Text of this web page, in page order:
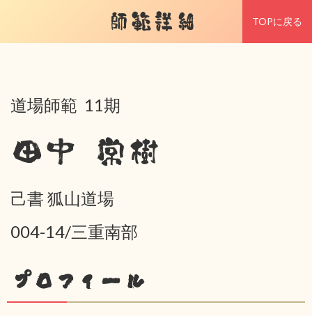
師範詳細 TOPに戻る
道場師範 11期
田中 常樹
己書 狐山道場
004-14/三重南部
プロフィール